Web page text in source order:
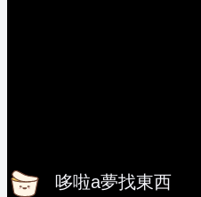
哆啦a夢找東西